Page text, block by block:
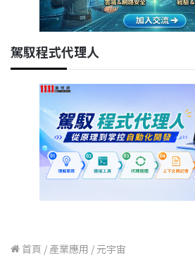
駕馭程式代理人